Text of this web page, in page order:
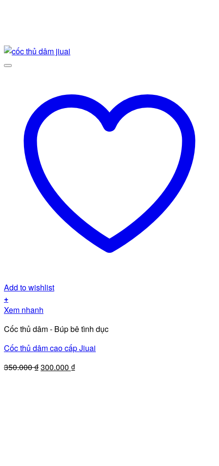
Add to wishlist
+
Xem nhanh
Cốc thủ dâm - Búp bê tình dục
Cốc thủ dâm cao cấp Jiuai
350.000₫Giá
300.000 ₫Giá